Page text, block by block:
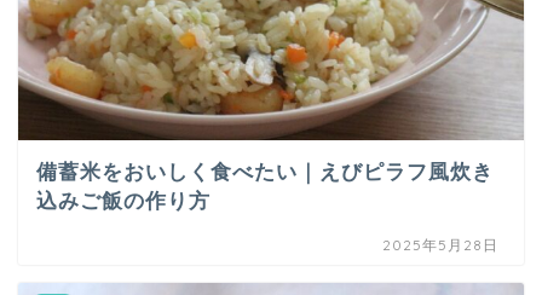
備蓄米をおいしく食べたい｜えびピラフ風炊き
込みご飯の作り方
2025年5月28日